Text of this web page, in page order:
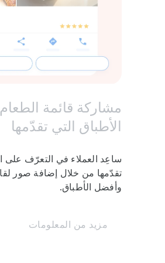
استلام الطلب
مشاركة قائمة
الأطباق التي تقدّمها
ساعِد العملاء في التعرّف على
تقدّمها من خلال إضافة صور
وأفضل الأطباق.
مزيد من المعلومات